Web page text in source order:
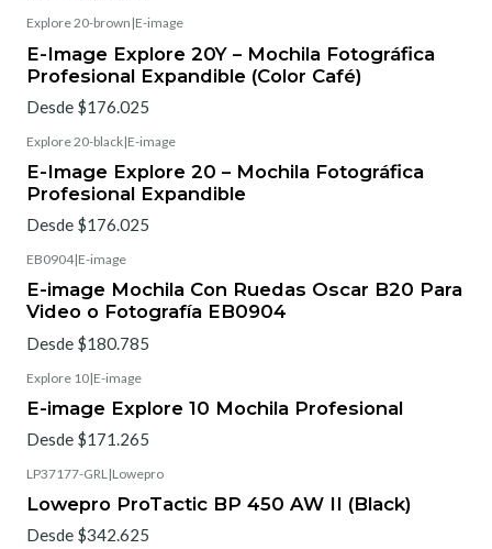
Explore 20-brown |E-image
E-Image Explore 20Y – Mochila Fotográfica
Profesional Expandible (Color Café)
Desde $176.025
Explore 20-black|E-image
E-Image Explore 20 – Mochila Fotográfica
Profesional Expandible
Desde $176.025
EB0904|E-image
E-image Mochila Con Ruedas Oscar B20 Para
Video o Fotografía EB0904
Desde $180.785
Explore 10|E-image
E-image Explore 10 Mochila Profesional
Desde $171.265
LP37177-GRL |Lowepro
Lowepro ProTactic BP 450 AW II (Black)
Desde $342.625